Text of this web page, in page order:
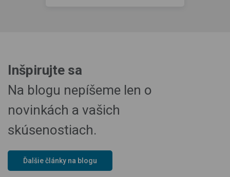
Inšpirujte sa
Na blogu nepíšeme len o
novinkách a vašich
skúsenostiach.
Ďalšie články na blogu